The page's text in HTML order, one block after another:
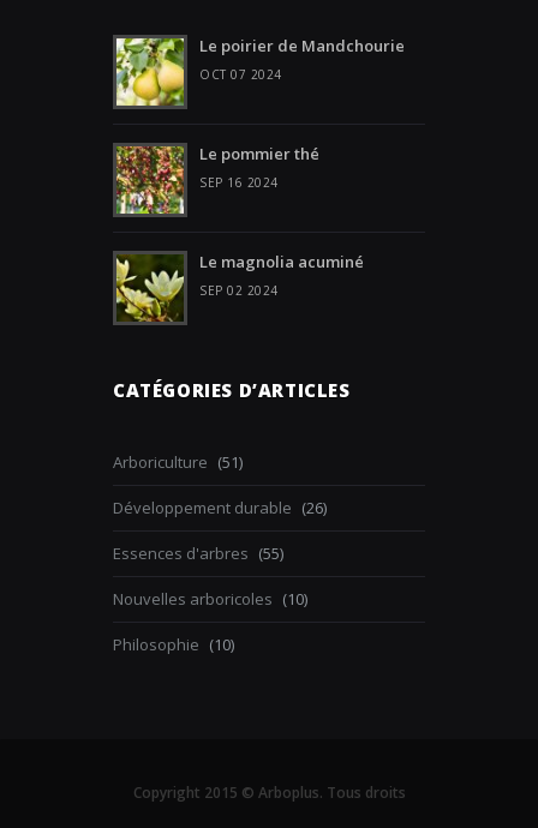
Le poirier de Mandchourie
OCT 07 2024
Le pommier thé
SEP 16 2024
Le magnolia acuminé
SEP 02 2024
CATÉGORIES D’ARTICLES
Arboriculture (51)
Développement durable (26)
Essences d'arbres (55)
Nouvelles arboricoles (10)
Philosophie (10)
Copyright 2015 © Arboplus. Tous droits